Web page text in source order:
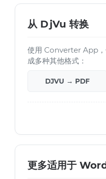
从 DjVu 转换
使用 Converter App
成多种其他格式：
DJVU → PDF
更多适用于